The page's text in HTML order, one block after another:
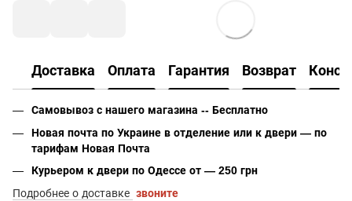
Доставка Оплата Гарантия Возврат
Самовывоз с нашего магазина -- Бесплатно
Новая почта по Украине в отделение или к двери — по
тарифам Новая Почта
Курьером к двери по Одессе от — 250 грн
Подробнее о доставке звоните